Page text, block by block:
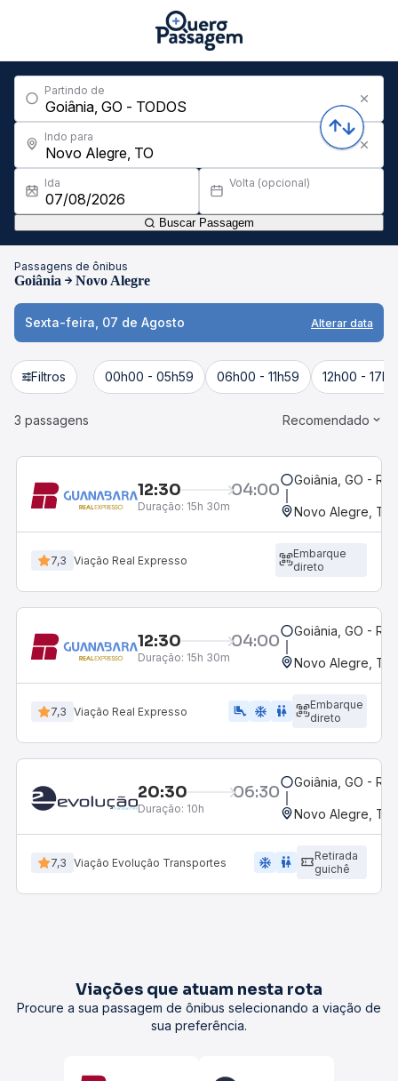
Partindo de
Indo para
Ida Volta (opcional)
Buscar Passagem
Passagens de ônibus
Goiânia Novo Alegre
Sexta-feira, 07 de Agosto Alterar data
Filtros 00h00 - 05h59 06h00 - 11h59 12h00 -
3 passagens Recomendado
12:30 04:00
Duração: 15h 30m
Goiânia, GO -
Novo Alegre, TO
7,3 Viação Real Expresso
Embarque
direto
12:30 04:00
Duração: 15h 30m
Goiânia, GO -
Novo Alegre, TO
7,3 Viação Real Expresso airline_seat_legroom_extra ac_unit wc
Embarque
direto
20:30 06:30
Duração: 10h
Goiânia, GO -
Novo Alegre, TO
7,3 Viação Evolução Transportes ac_unit wc
Retirada
guichê
Viações que atuam nesta rota
Procure a sua passagem de ônibus selecionando a viação de
sua preferência.